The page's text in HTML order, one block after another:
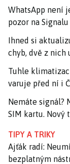
WhatsApp není
pozor na Signalu
Ihned si
chyb, dvě z nich
Tuhle
varuje před ní i
Nemáte signál?
SIM kartu. Nový
TIPY A TRIKY
Ajťák radí:
bezplatným